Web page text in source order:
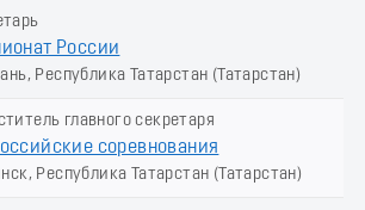
России
Республика Татарстан (Татарстан)
главного секретаря
соревнования
Республика Татарстан (Татарстан)